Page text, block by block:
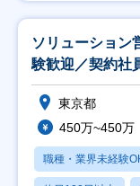
ソリューション
験歓迎／契約社
東京都
450万~450万
職種・業界未経験